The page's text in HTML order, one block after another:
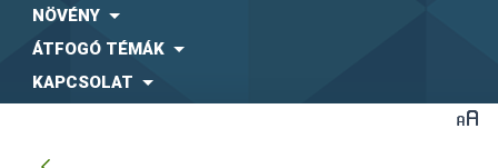
NÖVÉNY
ÁTFOGÓ TÉMÁK
KAPCSOLAT